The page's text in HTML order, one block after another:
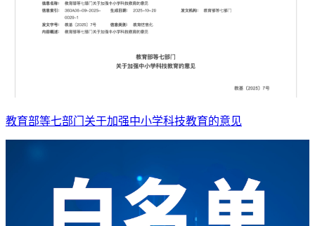
教育部等七部门关于加强中小学科技教育的意见